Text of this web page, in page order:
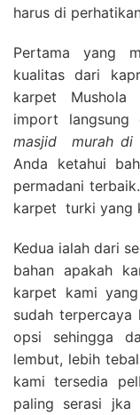
harus di
Pertama yang
kualitas dari
karpet Mushola
import
masjid
murah di
Anda ketahui
permadani
karpet turki yang
Kedua ialah dari
bahan apakah
karpet kami
sudah
opsi sehingga
lembut, lebih
kami tersedia
paling serasi jka